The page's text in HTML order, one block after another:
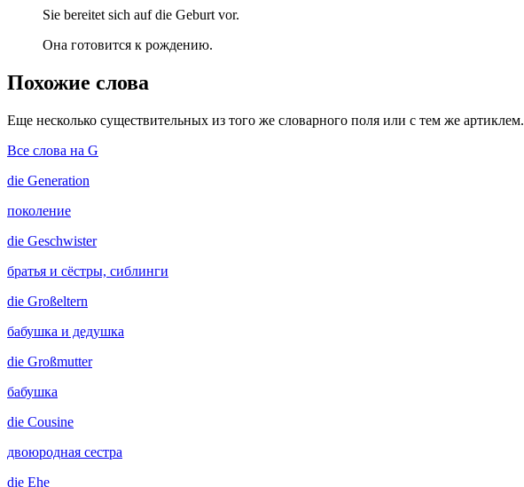
Sie bereitet sich auf die Geburt vor.
Она готовится к рождению.
Похожие слова
Еще несколько существительных из того же словарного поля или с тем же артиклем.
Все слова на G
die Generation
поколение
die Geschwister
братья и сёстры, сиблинги
die Großeltern
бабушка и дедушка
die Großmutter
бабушка
die Cousine
двоюродная сестра
die Ehe